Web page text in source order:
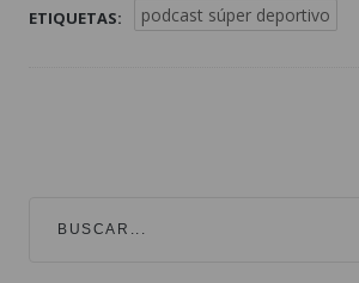
ETIQUETAS: podcast súper deportivo